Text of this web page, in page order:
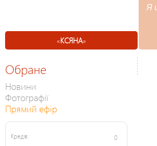
«КСЯНА»
Я
Обране
Новини
Фотографії
Прямий ефір
Кредів: 0